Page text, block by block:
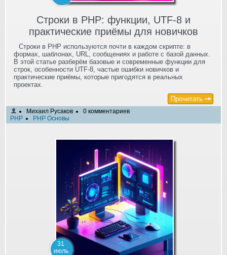
Строки в PHP: функции, UTF-8 и
практические приёмы для новичков
Строки в PHP используются почти в каждом скрипте: в
формах, шаблонах, URL, сообщениях и работе с базой данных.
В этой статье разберём базовые и современные функции для
строк, особенности UTF-8, частые ошибки новичков и
практические приёмы, которые пригодятся в реальных
проектах.
Прочитать
Михаил Русаков
0 комментариев
PHP
PHP Основы
31
июль